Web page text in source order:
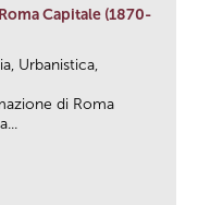
Capitale (1870-
Urbanistica,
di Roma